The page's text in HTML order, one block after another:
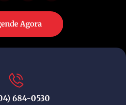
Agora
684-0530